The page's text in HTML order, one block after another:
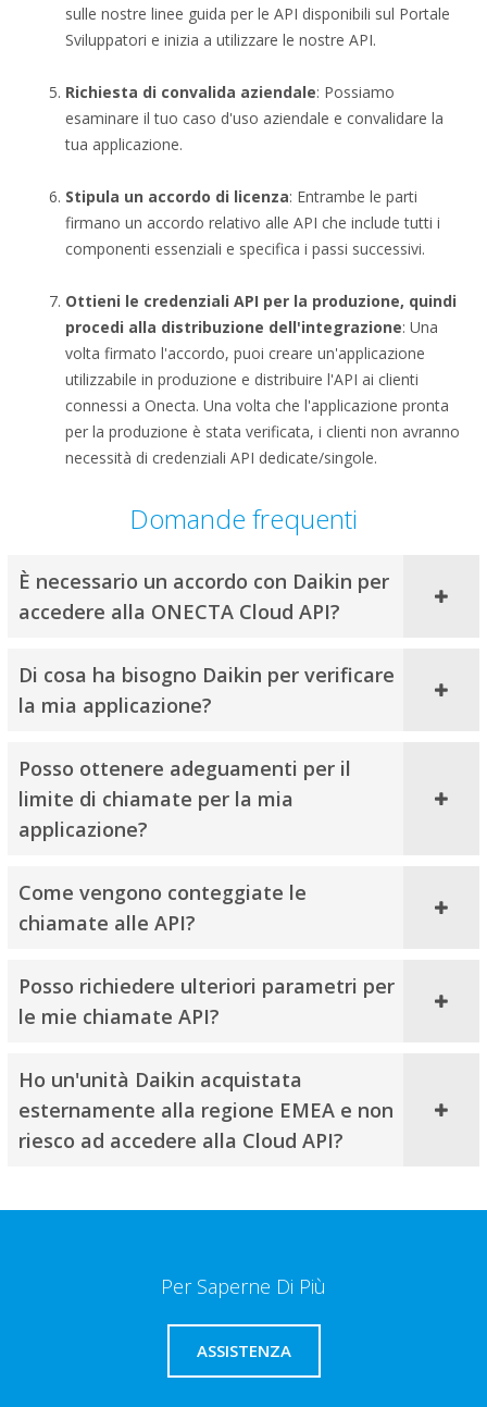
sulle nostre linee guida per le API disponibili sul Portale
Sviluppatori e inizia a utilizzare le nostre API.
Richiesta di convalida aziendale: Possiamo
esaminare il tuo caso d'uso aziendale e convalidare la
tua applicazione.
Stipula un accordo di licenza: Entrambe le parti
firmano un accordo relativo alle API che include tutti i
componenti essenziali e specifica i passi successivi.
Ottieni le credenziali API per la produzione, quindi
procedi alla distribuzione dell'integrazione: Una
volta firmato l'accordo, puoi creare un'applicazione
utilizzabile in produzione e distribuire l'API ai clienti
connessi a Onecta. Una volta che l'applicazione pronta
per la produzione è stata verificata, i clienti non avranno
necessità di credenziali API dedicate/singole.
Domande frequenti
È necessario un accordo con Daikin per
accedere alla ONECTA Cloud API?
Di cosa ha bisogno Daikin per verificare
la mia applicazione?
Posso ottenere adeguamenti per il
limite di chiamate per la mia
applicazione?
Come vengono conteggiate le
chiamate alle API?
Posso richiedere ulteriori parametri per
le mie chiamate API?
Ho un'unità Daikin acquistata
esternamente alla regione EMEA e non
riesco ad accedere alla Cloud API?
Per Saperne Di Più
ASSISTENZA